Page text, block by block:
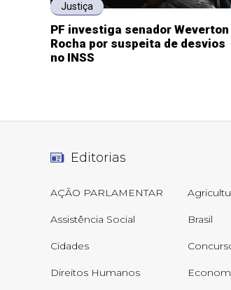
Justiça
PF investiga senador Weverton
Rocha por suspeita de desvios
no INSS
Editorias
AÇÃO PARLAMENTAR
Assistência Social Brasil
Cidades
Direitos Humanos